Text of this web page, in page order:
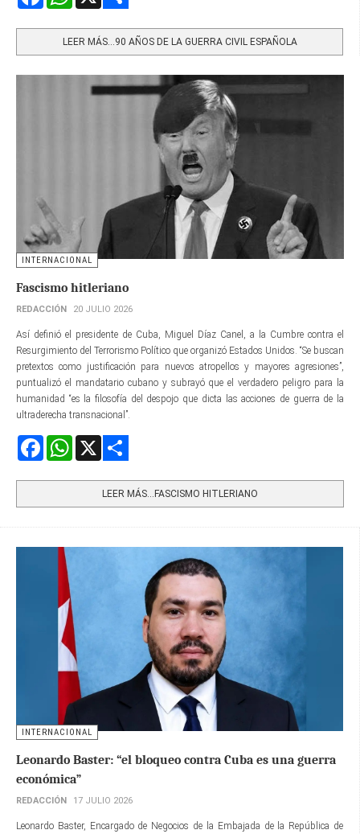
LEER MÁS…90 AÑOS DE LA GUERRA CIVIL ESPAÑOLA
INTERNACIONAL
Fascismo hitleriano
REDACCIÓN 20 JULIO 2026
Así definió el presidente de Cuba, Miguel Díaz Canel, a la Cumbre contra el
Resurgimiento del Terrorismo Político que organizó Estados Unidos. “Se buscan
pretextos como justificación para nuevos atropellos y mayores agresiones”,
puntualizó el mandatario cubano y subrayó que el verdadero peligro para la
humanidad “es la filosofía del despojo que dicta las acciones de guerra de la
ultraderecha transnacional”.
FacebookWhatsApp
LEER MÁS…FASCISMO HITLERIANO
INTERNACIONAL
Leonardo Baster: “el bloqueo contra Cuba es una guerra
económica”
REDACCIÓN 17 JULIO 2026
Leonardo Baster, Encargado de Negocios de la Embajada de la República de